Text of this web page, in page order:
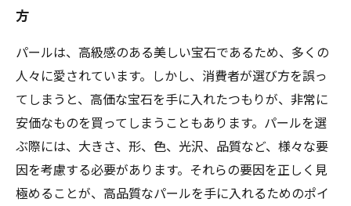
方
パールは、高級感のある美しい宝石であるため、多くの
人々に愛されています。しかし、消費者が選び方を誤っ
てしまうと、高価な宝石を手に入れたつもりが、非常に
安価なものを買ってしまうこともあります。パールを選
ぶ際には、大きさ、形、色、光沢、品質など、様々な要
因を考慮する必要があります。それらの要因を正しく見
極めることが、高品質なパールを手に入れるためのポイ